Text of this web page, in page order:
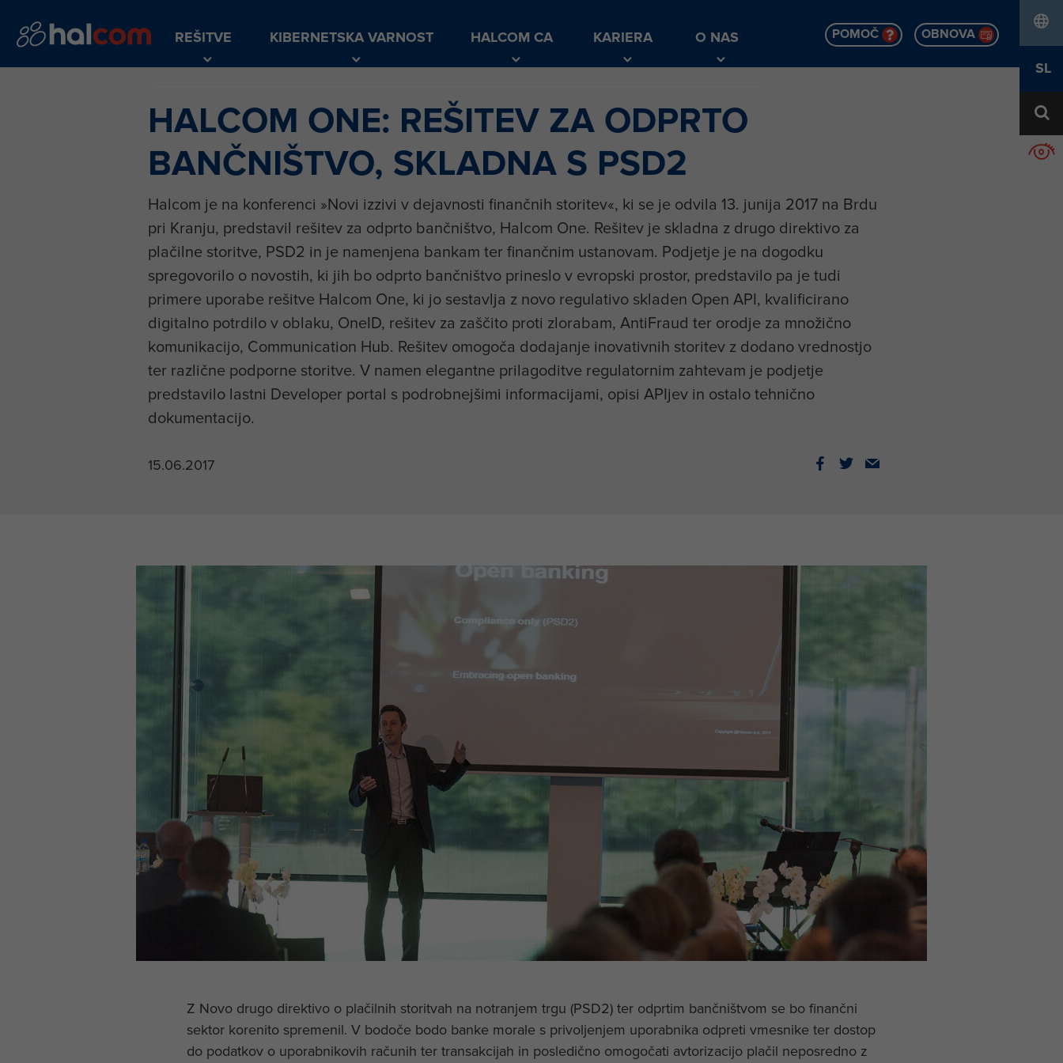
REŠITVE KIBERNETSKA VARNOST HALCOM CA KARIERA O NAS POMOČ OBNOVA
jezik
SL
HALCOM ONE: REŠITEV ZA ODPRTO
BANČNIŠTVO, SKLADNA S PSD2
Halcom je na konferenci »Novi izzivi v dejavnosti finančnih storitev«, ki se je odvila 13. junija 2017 na Brdu
pri Kranju, predstavil rešitev za odprto bančništvo, Halcom One. Rešitev je skladna z drugo direktivo za
plačilne storitve, PSD2 in je namenjena bankam ter finančnim ustanovam. Podjetje je na dogodku
spregovorilo o novostih, ki jih bo odprto bančništvo prineslo v evropski prostor, predstavilo pa je tudi
primere uporabe rešitve Halcom One, ki jo sestavlja z novo regulativo skladen Open API, kvalificirano
digitalno potrdilo v oblaku, OneID, rešitev za zaščito proti zlorabam, AntiFraud ter orodje za množično
komunikacijo, Communication Hub. Rešitev omogoča dodajanje inovativnih storitev z dodano vrednostjo
ter različne podporne storitve. V namen elegantne prilagoditve regulatornim zahtevam je podjetje
predstavilo lastni Developer portal s podrobnejšimi informacijami, opisi APIjev in ostalo tehnično
dokumentacijo.
15.06.2017
Z Novo drugo direktivo o plačilnih storitvah na notranjem trgu (PSD2) ter odprtim bančništvom se bo finančni
sektor korenito spremenil. V bodoče bodo banke morale s privoljenjem uporabnika odpreti vmesnike ter dostop
do podatkov o uporabnikovih računih ter transakcijah in posledično omogočati avtorizacijo plačil neposredno z